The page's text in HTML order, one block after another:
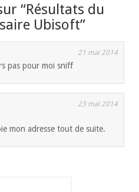
“Résultats du
Ubisoft”
21 mai 2014
pas pour moi sniff
23 mai 2014
mon adresse tout de suite.